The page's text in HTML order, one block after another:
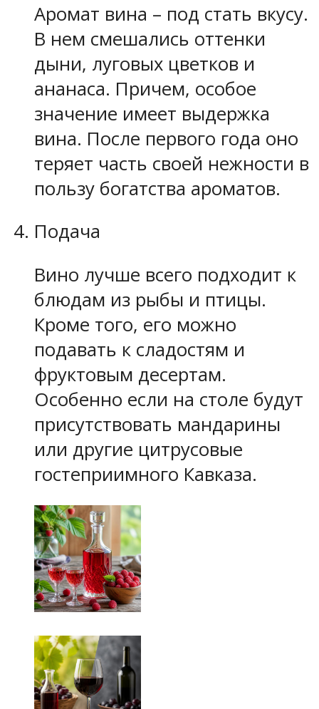
Аромат вина – под стать вкусу.
В нем смешались оттенки
дыни, луговых цветков и
ананаса. Причем, особое
значение имеет выдержка
вина. После первого года оно
теряет часть своей нежности в
пользу богатства ароматов.
Подача
Вино лучше всего подходит к
блюдам из рыбы и птицы.
Кроме того, его можно
подавать к сладостям и
фруктовым десертам.
Особенно если на столе будут
присутствовать мандарины
или другие цитрусовые
гостеприимного Кавказа.